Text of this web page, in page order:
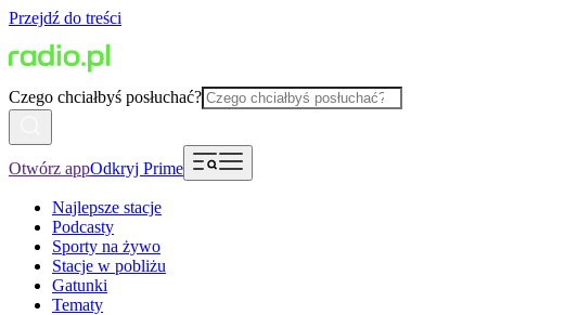
Przejdź do treści
Czego chciałbyś posłuchać?
Otwórz appOdkryj Prime
Najlepsze stacje
Podcasty
Sporty na żywo
Stacje w pobliżu
Gatunki
Tematy